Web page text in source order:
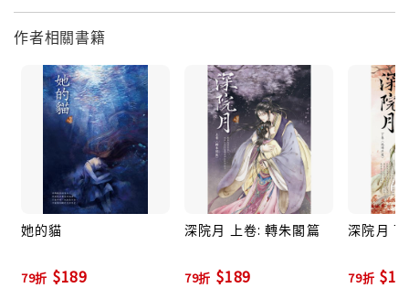
作者相關書籍
她的貓
79折 $189
深院月 上卷: 轉朱閣篇
79折 $189
深院月
79折